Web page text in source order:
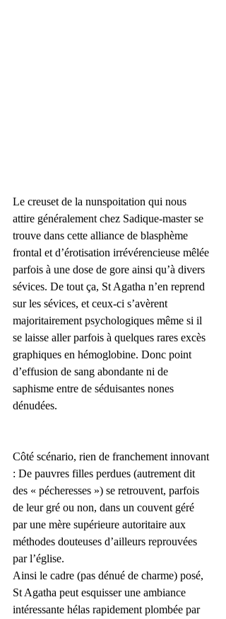
Le creuset de la nunspoitation qui nous
attire généralement chez Sadique-master se
trouve dans cette alliance de blasphème
frontal et d’érotisation irrévérencieuse mêlée
parfois à une dose de gore ainsi qu’à divers
sévices. De tout ça, St Agatha n’en reprend
sur les sévices, et ceux-ci s’avèrent
majoritairement psychologiques même si il
se laisse aller parfois à quelques rares excès
graphiques en hémoglobine. Donc point
d’effusion de sang abondante ni de
saphisme entre de séduisantes nones
dénudées.
Côté scénario, rien de franchement innovant
: De pauvres filles perdues (autrement dit
des « pécheresses ») se retrouvent, parfois
de leur gré ou non, dans un couvent géré
par une mère supérieure autoritaire aux
méthodes douteuses d’ailleurs reprouvées
par l’église.
Ainsi le cadre (pas dénué de charme) posé,
St Agatha peut esquisser une ambiance
intéressante hélas rapidement plombée par